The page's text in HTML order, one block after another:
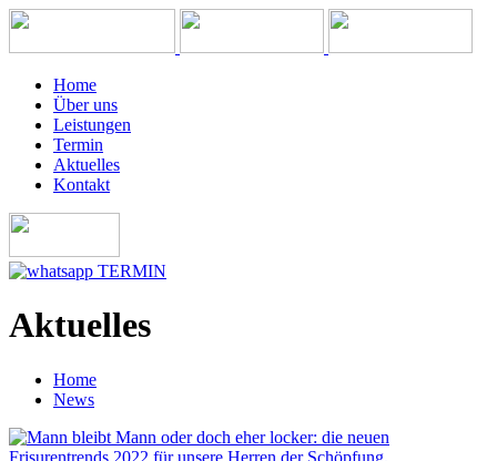
Home
Über uns
Leistungen
Termin
Aktuelles
Kontakt
TERMIN
Aktuelles
Home
News